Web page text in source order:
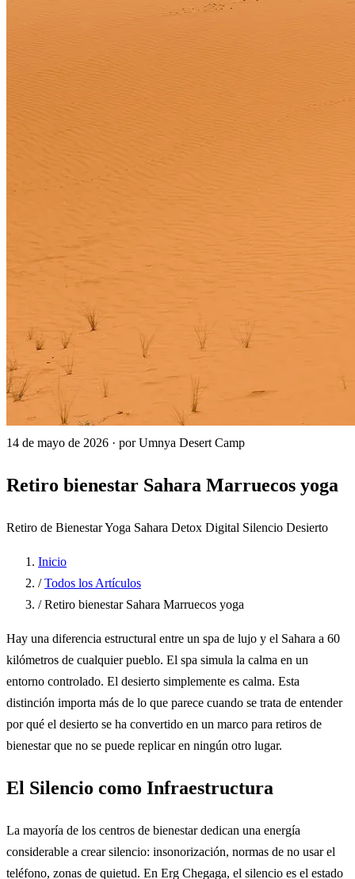
14 de mayo de 2026 · por Umnya Desert Camp
Retiro bienestar Sahara Marruecos yoga
Retiro de BienestarYoga Sahara Detox Digital Silencio Desierto
Inicio
/ Todos los Artículos
/ Retiro bienestar Sahara Marruecos yoga
Hay una diferencia estructural entre un spa de lujo y el Sahara a 60
kilómetros de cualquier pueblo. El spa simula la calma en un
entorno controlado. El desierto simplemente es calma. Esta
distinción importa más de lo que parece cuando se trata de entender
por qué el desierto se ha convertido en un marco para retiros de
bienestar que no se puede replicar en ningún otro lugar.
El Silencio como Infraestructura
La mayoría de los centros de bienestar dedican una energía
considerable a crear silencio: insonorización, normas de no usar el
teléfono, zonas de quietud. En Erg Chegaga, el silencio es el estado